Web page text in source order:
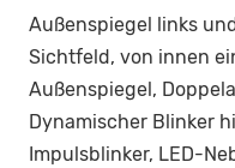
Außenspiegel links
Sichtfeld, von innen
Außenspiegel,
Dynamischer Blinker
Impulsblinker, LED-